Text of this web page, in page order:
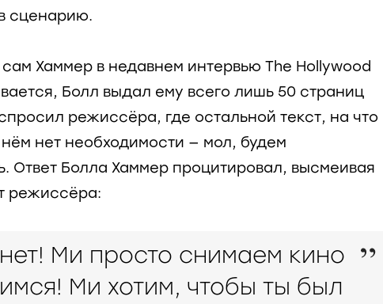
сценарию.
Хаммер в недавнем интервью The Hollywood
Болл выдал ему всего лишь 50 страниц
режиссёра, где остальной текст, на что
нём нет необходимости — мол, будем
Ответ Болла Хаммер процитировал, высмеивая
режиссёра:
Ми просто снимаем кино
Ми хотим, чтобы ты был